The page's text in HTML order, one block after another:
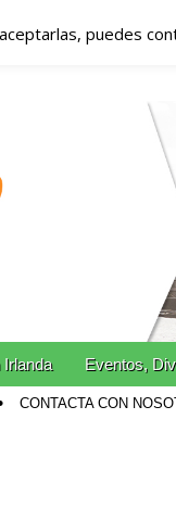
–
en
Eventos,
CONTACTA CON
puedes